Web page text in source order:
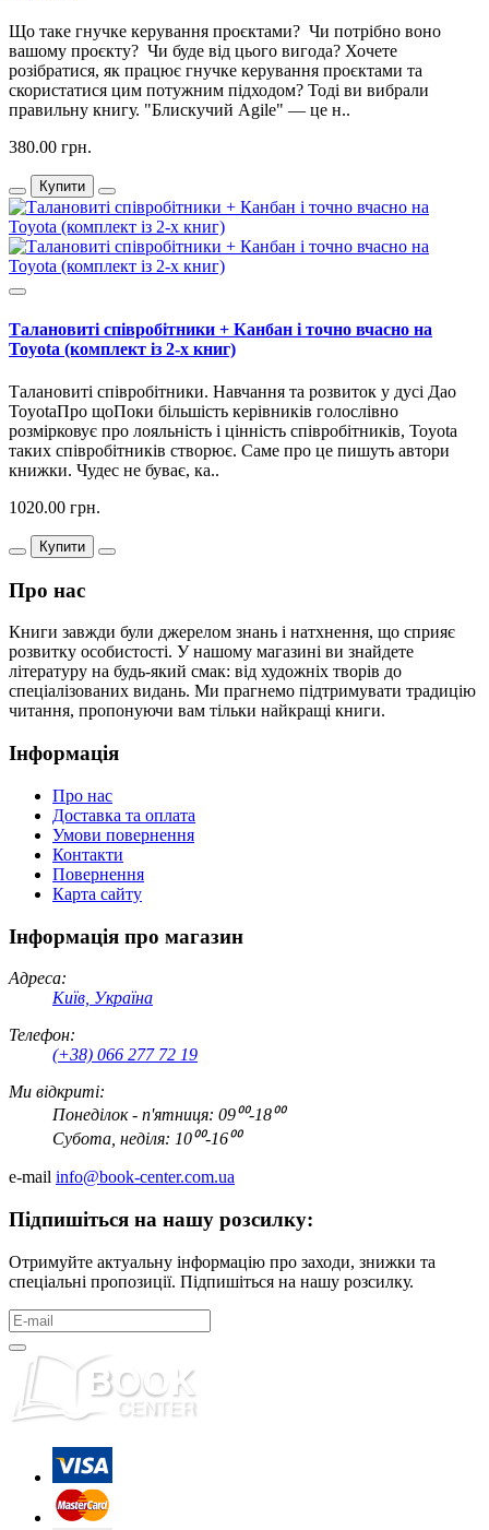
Що таке гнучке керування проєктами? Чи потрібно воно
вашому проєкту? Чи буде від цього вигода? Хочете
розібратися, як працює гнучке керування проєктами та
скористатися цим потужним підходом? Тоді ви вибрали
правильну книгу. "Блискучий Agile" — це н..
380.00 грн.
Купити
Талановиті співробітники + Канбан і точно вчасно на
Toyota (комплект із 2-х книг)
Талановиті співробітники. Навчання та розвиток у дусі Дао
ToyotaПро щоПоки більшість керівників голослівно
розмірковує про лояльність і цінність співробітників, Toyota
таких співробітників створює. Саме про це пишуть автори
книжки. Чудес не буває, ка..
1020.00 грн.
Купити
Про нас
Книги завжди були джерелом знань і натхнення, що сприяє
розвитку особистості. У нашому магазині ви знайдете
літературу на будь-який смак: від художніх творів до
спеціалізованих видань. Ми прагнемо підтримувати традицію
читання, пропонуючи вам тільки найкращі книги.
Інформація
Про нас
Доставка та оплата
Умови повернення
Контакти
Повернення
Карта сайту
Інформація про магазин
Адреса:
Київ, Україна
Телефон:
(+38) 066 277 72 19
Ми відкриті:
Понеділок - п'ятниця: 09⁰⁰-18⁰⁰
Субота, неділя: 10⁰⁰-16⁰⁰
e-mail info@book-center.com.ua
Підпишіться на нашу розсилку:
Отримуйте актуальну інформацію про заходи, знижки та
спеціальні пропозиції. Підпишіться на нашу розсилку.